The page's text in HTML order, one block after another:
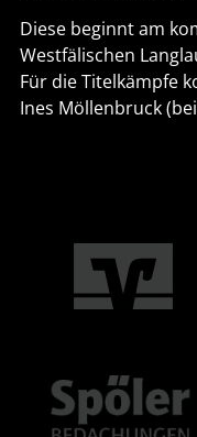
Diese beginnt am
Westfälischen
Für die Titelkämpfe
Ines Möllenbruck